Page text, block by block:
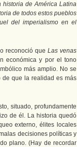
de América Latina
de todos estos pueblos
del imperialismo en el
reconoció que Las venas
económica y por el tono
más amplio. No se
de que la realidad es más
situado, profundamente
de él. La historia quedó
externo, élites locales
decisiones políticas y
plano. (Hay de recordar